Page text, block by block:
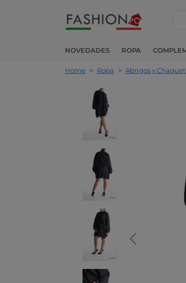
NOVEDADES ROPA
Home > Ropa > Abrigos y